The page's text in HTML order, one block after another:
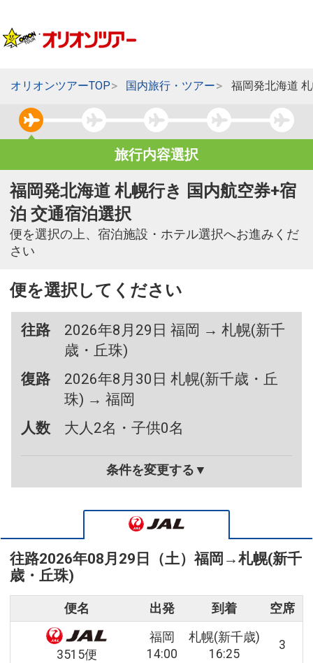
オリオンツアーTOP 国内旅行・ツアー 福岡発北海道
旅行内容選択
福岡発北海道 札幌行き 国内航空券+宿
泊 交通宿泊選択
便を選択の上、宿泊施設・ホテル選択へお進みくだ
さい
便を選択してください
往路
2026年8月29日 福岡 → 札幌(新千
歳・丘珠)
復路
2026年8月30日 札幌(新千歳・丘
珠) → 福岡
人数
大人2名・子供0名
条件を変更する▼
往路2026年08月29日（土）福岡 →札幌(新千
歳・丘珠)
便名 出発 到着 空席
3515便
福岡
14:00
札幌(新千歳)
16:25
3